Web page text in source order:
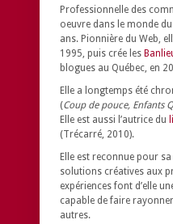
Professionnelle des
oeuvre dans le monde
ans. Pionnière du Web,
1995, puis crée les
blogues au Québec, en
Elle a longtemps été
(Coup de pouce, Enfants
Elle est aussi l’autrice du
(Trécarré, 2010).
Elle est reconnue pour
solutions créatives aux
expériences font d’elle
capable de faire
autres.